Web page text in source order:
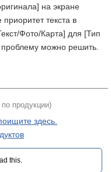
на экране
текста в
Фото/Карта] для [Тип
можно решить.
продукции)
здесь.
this.‎